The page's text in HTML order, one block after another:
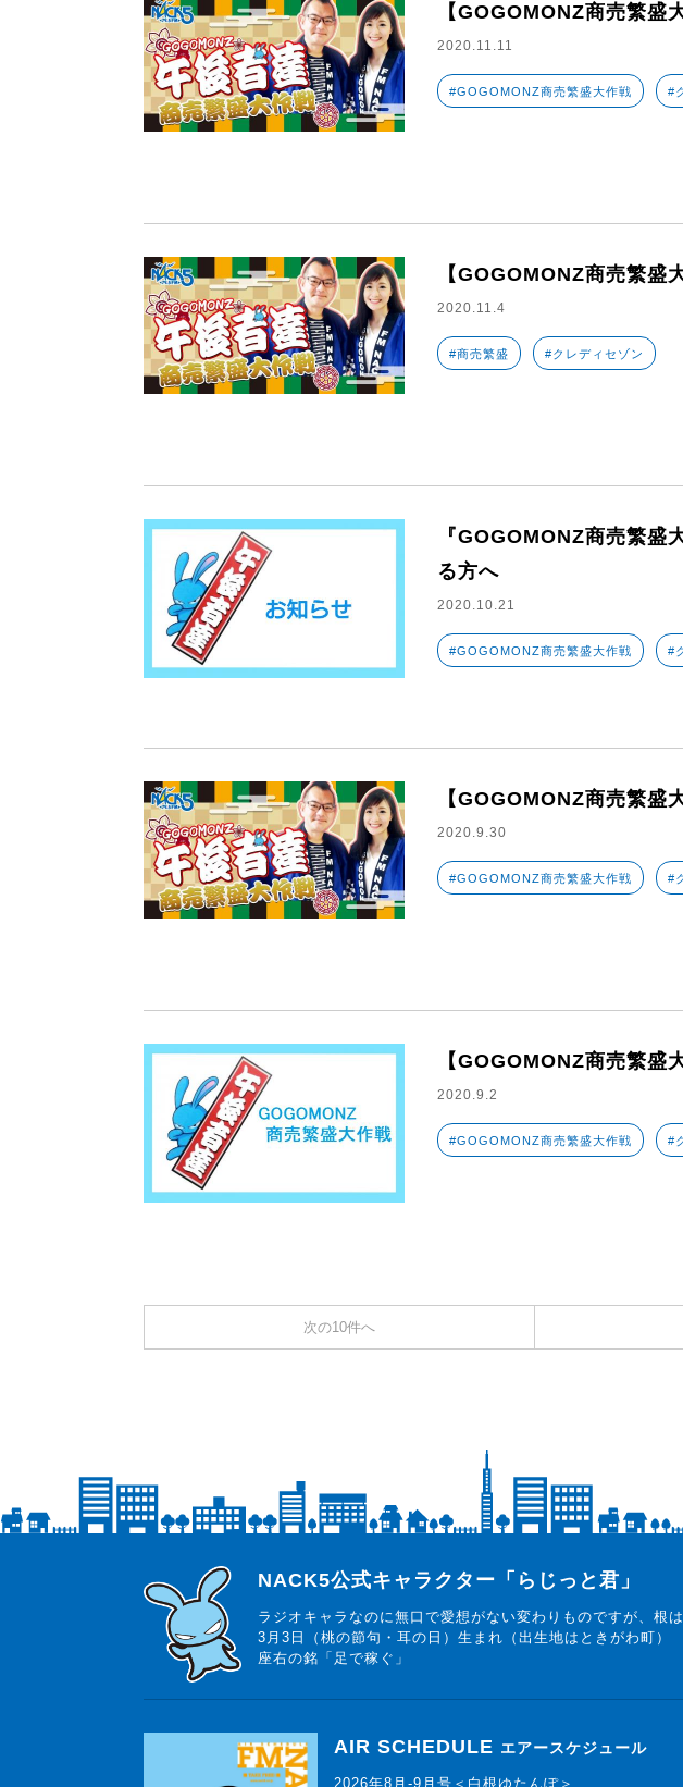
【GOGOMONZ商売繁盛
2020.11.11
#GOGOMONZ商売繁盛大作戦 #
【GOGOMONZ商売繁盛
2020.11.4
#商売繁盛 #クレディセゾン
『GOGOMONZ商売繁盛
る方へ
2020.10.21
#GOGOMONZ商売繁盛大作戦 #
【GOGOMONZ商売繁盛
2020.9.30
#GOGOMONZ商売繁盛大作戦 #
【GOGOMONZ商売繁盛
2020.9.2
#GOGOMONZ商売繁盛大作戦 #
次の10件へ
らじっと君
NACK5公式キャラクター「らじっと君」
ラジオキャラなのに無口で愛想がない変わりものですが、根
3月3日（桃の節句・耳の日）生まれ（出生地はときがわ町）
座右の銘「足で稼ぐ」
AIR SCHEDULE エアースケジュール
2026年8月-9月号＜白根ゆたんぽ＞